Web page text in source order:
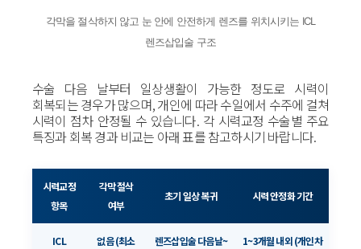
각막을 절삭하지 않고 눈 안에 안전하게 렌즈를 위치시키는 ICL
렌즈삽입술 구조
수술 다음 날부터 일상생활이 가능한 정도로 시력이
회복되는 경우가 많으며, 개인에 따라 수일에서 수주에 걸쳐
시력이 점차 안정될 수 있습니다. 각 시력교정 수술별 주요
특징과 회복 경과 비교는 아래 표를 참고하시기 바랍니다.
시력교정
항목
각막 절삭
여부
초기 일상 복귀 시력 안정화 기간
ICL
없음 (최소
렌즈삽입술 다음날~
1~3개월 내외 (개인차